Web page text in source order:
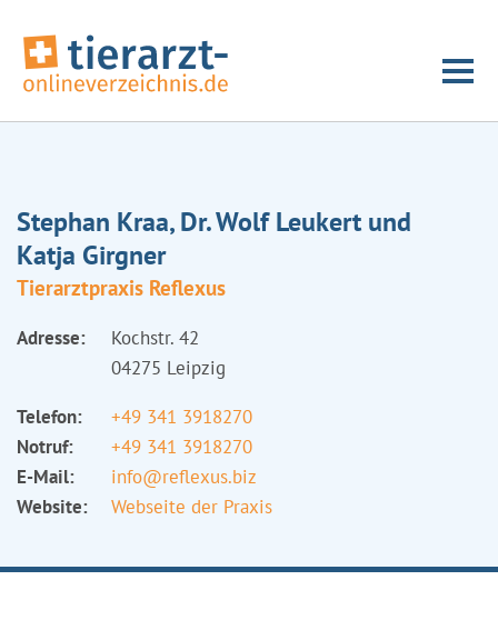
Stephan Kraa, Dr. Wolf Leukert und
Katja Girgner
Tierarztpraxis Reflexus
Adresse:
Kochstr. 42
04275 Leipzig
Telefon:
+49 341 3918270
Notruf:
+49 341 3918270
E-Mail:
info@reflexus.biz
Website:
Webseite der Praxis